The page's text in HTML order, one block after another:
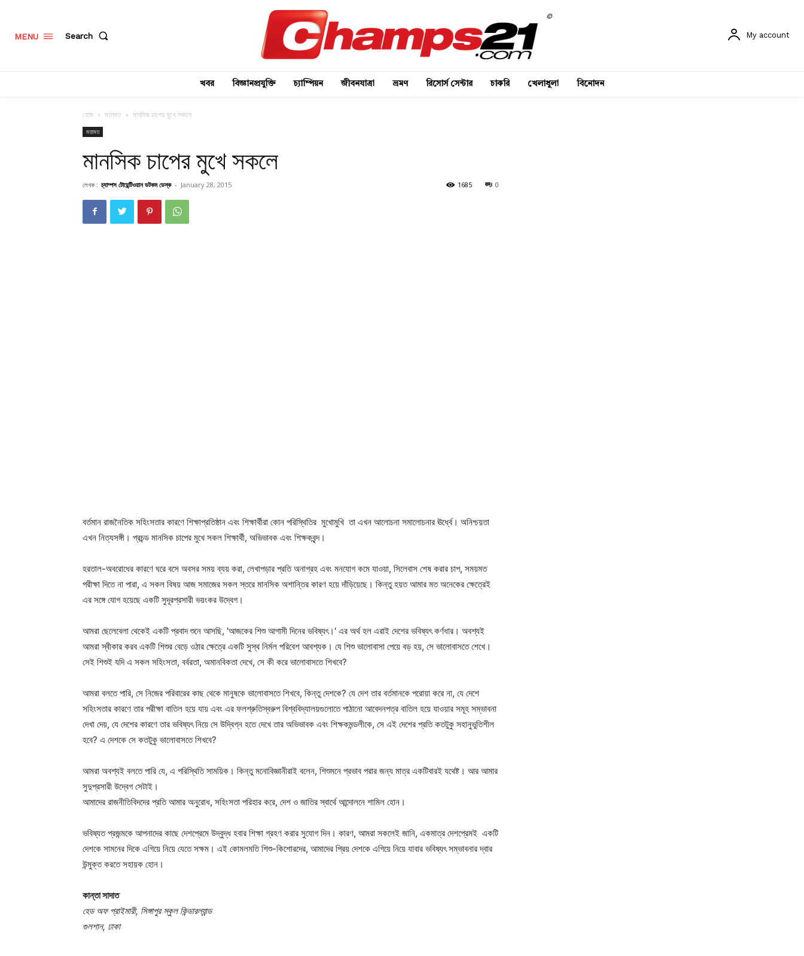
MENU Search
©
My account
খবর বিজ্ঞানপ্রযুক্তি চ্যাম্পিয়ন জীবনযাত্রা ভ্রমণ রিসোর্স সেন্টার চাকরি খেলাধুলা বিনোদন
হোম মতামত মানসিক চাপের মুখে সকলে
মতামত
মানসিক চাপের মুখে সকলে
লেখক : চ্যাম্পস টোয়েন্টিওয়ান ডটকম ডেস্ক - January 28, 2015 0
1685
বর্তমান রাজনৈতিক সহিংসতার কারণে শিক্ষাপ্রতিষ্ঠান এবং শিক্ষার্থীরা কোন পরিস্থিতির মুখোমুখি তা এখন আলোচনা সমালোচনার ঊর্ধ্বে। অনিশ্চয়তা
এখন নিত্যসঙ্গী। প্রচন্ড মানসিক চাপের মুখে সকল শিক্ষার্থী, অভিভাবক এবং শিক্ষকবৃন্দ।
হরতাল-অবরোধের কারণে ঘরে বসে অবসর সময় ব্যয় করা, লেখাপড়ার প্রতি অনাগ্রহ এবং মনযোগ কমে যাওয়া, সিলেবাস শেষ করার চাপ, সময়মত
পরীক্ষা দিতে না পারা, এ সকল বিষয় আজ সমাজের সকল স্তরে মানসিক অশান্তির কারণ হয়ে দাঁড়িয়েছে। কিন্তু হয়ত আমার মত অনেকের ক্ষেত্রেই
এর সঙ্গে যোগ হয়েছে একটি সুদূরপ্রসারী ভয়ংকর উদ্বেগ।
আমরা ছেলেবেলা থেকেই একটি প্রবাদ শুনে আসছি, 'আজকের শিশু আগামী দিনের ভবিষ্যৎ।' এর অর্থ হল এরাই দেশের ভবিষ্যৎ কর্ণধার। অবশ্যই
আমরা স্বীকার করব একটি শিশুর বেড়ে ওঠার ক্ষেত্রে একটি সুস্থ নির্মল পরিবেশ আবশ্যক। যে শিশু ভালোবাসা পেয়ে বড় হয়, সে ভালোবাসতে শেখে।
সেই শিশুই যদি এ সকল সহিংসতা, বর্বরতা, অমানবিকতা দেখে, সে কী করে ভালোবাসতে শিখবে?
আমরা বলতে পারি, সে নিজের পরিবারের কাছ থেকে মানুষকে ভালোবাসতে শিখবে, কিন্তু দেশকে? যে দেশ তার বর্তমানকে পরোয়া করে না, যে দেশে
সহিংসতার কারণে তার পরীক্ষা বাতিল হয়ে যায় এবং এর ফলশ্রুতিস্বরুপ বিশ্ববিদ্যালয়গুলোতে পাঠানো আবেদনপত্র বাতিল হয়ে যাওয়ার সমূহ সম্ভাবনা
দেখা দেয়, যে দেশের কারণে তার ভবিষ্যৎ নিয়ে সে উদ্বিগ্ন হতে দেখে তার অভিভাবক এবং শিক্ষকমন্ডলীকে, সে এই দেশের প্রতি কতটুকু সহানুভুতিশীল
হবে? এ দেশকে সে কতটুকু ভালোবাসতে শিখবে?
আমরা অবশ্যই বলতে পারি যে, এ পরিস্থিতি সাময়িক। কিন্তু মনোবিজ্ঞানীরাই বলেন, শিশুমনে প্রভাব পরার জন্য মাত্র একটিবারই যথেষ্ট। আর আমার
সুদুপ্রসারী উদ্বেগ সেটাই।
আমাদের রাজনীতিবিদদের প্রতি আমার অনুরোধ, সহিংসতা পরিহার করে, দেশ ও জাতির স্বার্থে আন্দোলনে শামিল হোন।
ভবিষ্যত প্রজন্মকে আপনাদের কাছে দেশপ্রেমে উদ্বুদ্ধ হবার শিক্ষা গ্রহণ করার সুযোগ দিন। কারণ, আমরা সকলেই জানি, একমাত্র দেশপ্রেমই একটি
দেশকে সামনের দিকে এগিয়ে নিয়ে যেতে সক্ষম। এই কোমলমতি শিশু-কিশোরদের, আমাদের প্রিয় দেশকে এগিয়ে নিয়ে যাবার ভবিষ্যৎ সম্ভাবনার দ্বার
উন্মুক্ত করতে সহায়ক হোন।
কান্তা সাদাত
হেড অফ প্রাইমারী, সিঙ্গাপুর স্কুল কিন্ডারল্যান্ড
গুলশান, ঢাকা